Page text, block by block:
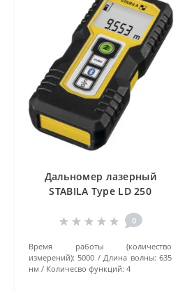
Дальномер лазерный
STABILA Type LD 250
0
Время работы (количество
измерений): 5000 Длина волны: 635
нм
Количесво функций: 4